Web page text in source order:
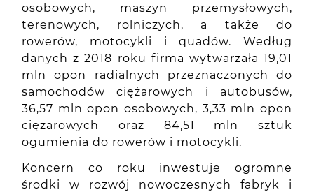
osobowych, maszyn przemysłowych,
terenowych, rolniczych, a także do
rowerów, motocykli i quadów. Według
danych z 2018 roku firma wytwarzała 19,01
mln opon radialnych przeznaczonych do
samochodów ciężarowych i autobusów,
36,57 mln opon osobowych, 3,33 mln opon
ciężarowych oraz 84,51 mln sztuk
ogumienia do rowerów i motocykli.
Koncern co roku inwestuje ogromne
środki w rozwój nowoczesnych fabryk i